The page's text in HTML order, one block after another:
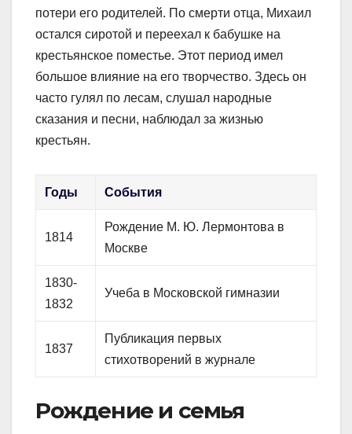
потери его родителей. По смерти отца, Михаил
остался сиротой и переехал к бабушке на
крестьянское поместье. Этот период имел
большое влияние на его творчество. Здесь он
часто гулял по лесам, слушал народные
сказания и песни, наблюдал за жизнью
крестьян.
Годы События
1814
Рождение М. Ю. Лермонтова в
Москве
1830-
1832
Учеба в Московской гимназии
1837
Публикация первых
стихотворений в журнале
Рождение и семья